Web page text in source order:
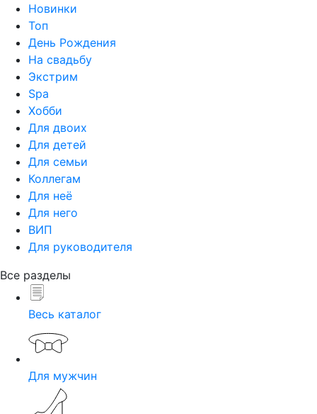
Новинки
Топ
День Рождения
На свадьбу
Экстрим
Spa
Хобби
Для двоих
Для детей
Для семьи
Коллегам
Для неё
Для него
ВИП
Для руководителя
Все разделы
Весь каталог
Для мужчин